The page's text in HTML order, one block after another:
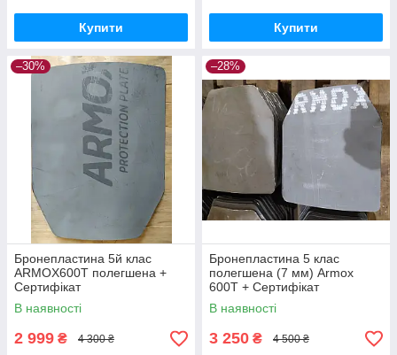
Купити Купити
–30%
Бронепластина 5й клас
ARMOX600Т полегшена +
Сертифікат
В наявності
2 999 ₴ 4 300 ₴
–28%
Бронепластина 5 клас
полегшена (7 мм) Armox
600T + Сертифікат
В наявності
3 250 ₴ 4 500 ₴